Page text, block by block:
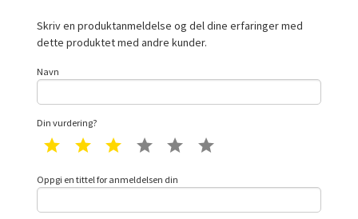
Skriv en produktanmeldelse og del dine erfaringer med
dette produktet med andre kunder.
Navn
Din vurdering?
1 star 2 star 3 star 4 star 5 star
Oppgi en tittel for anmeldelsen din